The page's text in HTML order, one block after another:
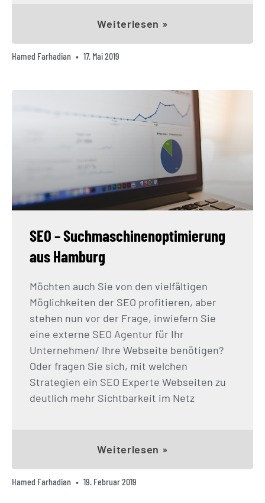
Weiterlesen »
Hamed Farhadian 17. Mai 2019
SEO – Suchmaschinenoptimierung
aus Hamburg
Möchten auch Sie von den vielfältigen
Möglichkeiten der SEO profitieren, aber
stehen nun vor der Frage, inwiefern Sie
eine externe SEO Agentur für Ihr
Unternehmen/ Ihre Webseite benötigen?
Oder fragen Sie sich, mit welchen
Strategien ein SEO Experte Webseiten zu
deutlich mehr Sichtbarkeit im Netz
Weiterlesen »
Hamed Farhadian 19. Februar 2019